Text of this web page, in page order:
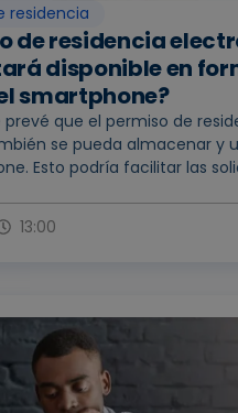
residencia
de residencia
disponible en
smartphone?
prevé que el permiso de
se pueda almacenar y
Esto podría facilitar las
13:00